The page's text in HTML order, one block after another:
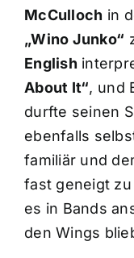
McCulloch in
„Wino Junko“
English
About It“, und
durfte seinen
ebenfalls
familiär und
fast geneigt
es in Bands
den Wings